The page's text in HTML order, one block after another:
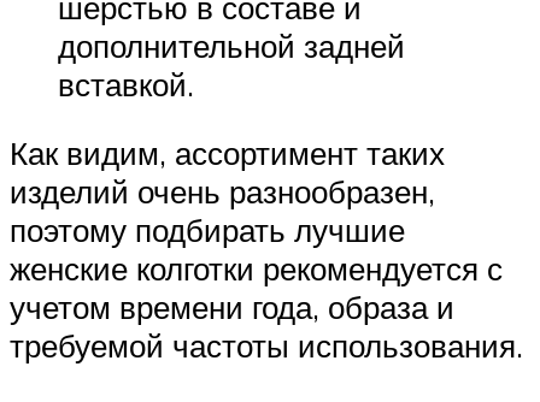
дополнительной задней
вставкой.
Как видим, ассортимент таких
изделий очень разнообразен,
поэтому подбирать лучшие
женские колготки рекомендуется с
учетом времени года, образа и
требуемой частоты использования.